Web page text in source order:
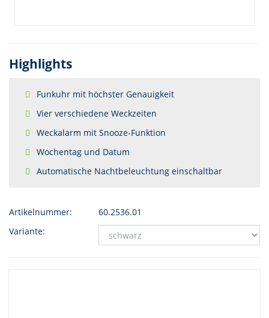
Highlights
Funkuhr mit höchster Genauigkeit
Vier verschiedene Weckzeiten
Weckalarm mit Snooze-Funktion
Wochentag und Datum
Automatische Nachtbeleuchtung einschaltbar
Artikelnummer:
60.2536.01
Variante: